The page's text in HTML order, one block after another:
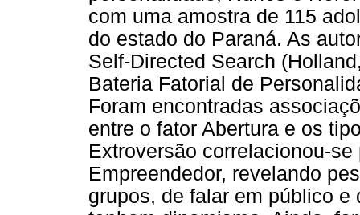
com uma amostra de 115
do estado do Paraná. As
Self-Directed Search
Bateria Fatorial de
Foram encontradas
entre o fator Abertura e os
Extroversão correlacionou-
Empreendedor, revelando
grupos, de falar em público